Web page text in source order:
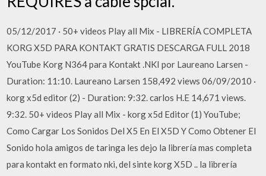
05/12/2017 · 50+ videos Play all Mix - LIBRERÍA COMPLETA
KORG X5D PARA KONTAKT GRATIS DESCARGA FULL 2018
YouTube Korg N364 para Kontakt .NKI por Laureano Larsen -
Duration: 11:10. Laureano Larsen 158,492 views 06/09/2010 ·
korg x5d editor (2) - Duration: 9:32. carlos H.E 14,671 views.
9:32. 50+ videos Play all Mix - korg x5d Editor (1) YouTube;
Como Cargar Los Sonidos Del X5 En El X5D Y Como Obtener El
Sonido hola amigos de taringa les dejo la librería mas completa
para kontakt en formato nki, del sinte korg X5D .. la librería